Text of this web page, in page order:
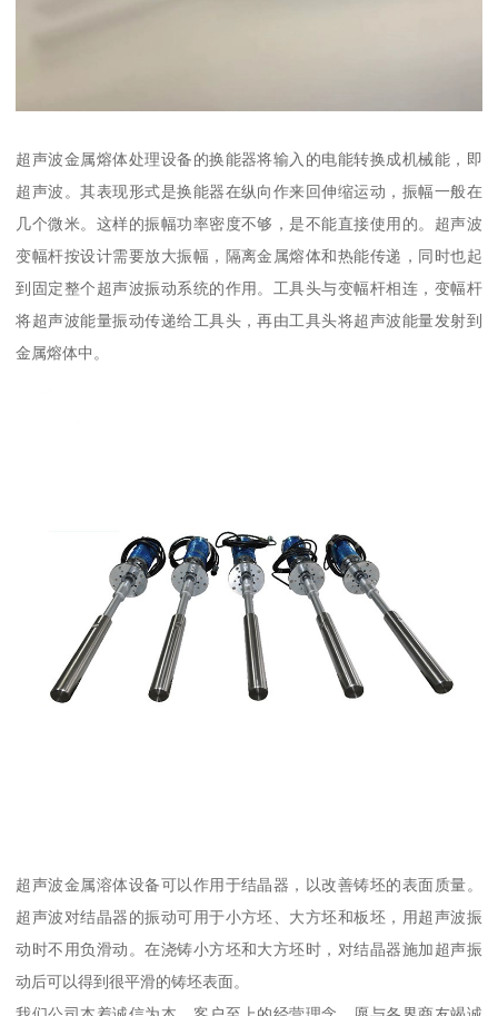
超声波金属熔体处理设备的换能器将输入的电能转换成机械能，即
超声波。其表现形式是换能器在纵向作来回伸缩运动，振幅一般在
几个微米。这样的振幅功率密度不够，是不能直接使用的。超声波
变幅杆按设计需要放大振幅，隔离金属熔体和热能传递，同时也起
到固定整个超声波振动系统的作用。工具头与变幅杆相连，变幅杆
将超声波能量振动传递给工具头，再由工具头将超声波能量发射到
金属熔体中。
超声波金属溶体设备可以作用于结晶器，以改善铸坯的表面质量。
超声波对结晶器的振动可用于小方坯、大方坯和板坯，用超声波振
动时不用负滑动。在浇铸小方坯和大方坯时，对结晶器施加超声振
动后可以得到很平滑的铸坯表面。